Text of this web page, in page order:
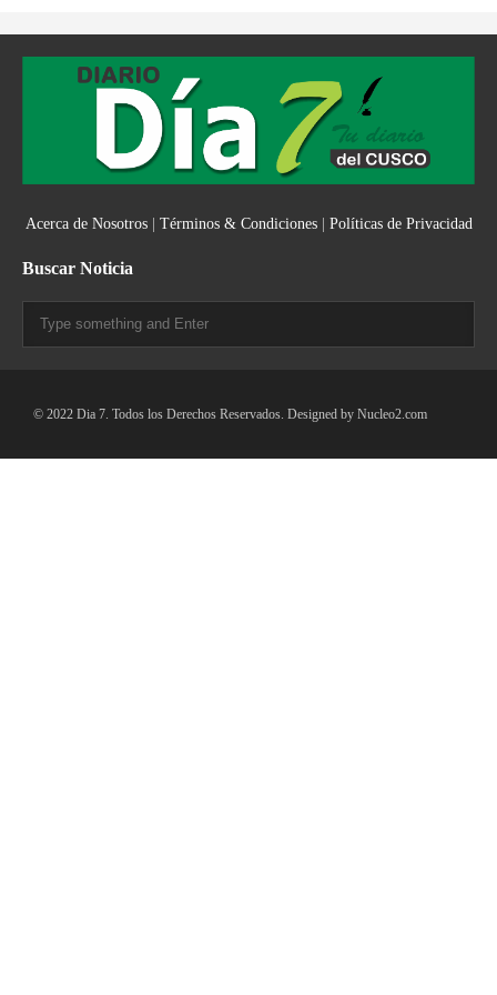
Acerca de Nosotros| Términos & Condiciones| Políticas de Privacidad
Buscar Noticia
© 2022 Dia 7. Todos los Derechos Reservados. Designed by Nucleo2.com